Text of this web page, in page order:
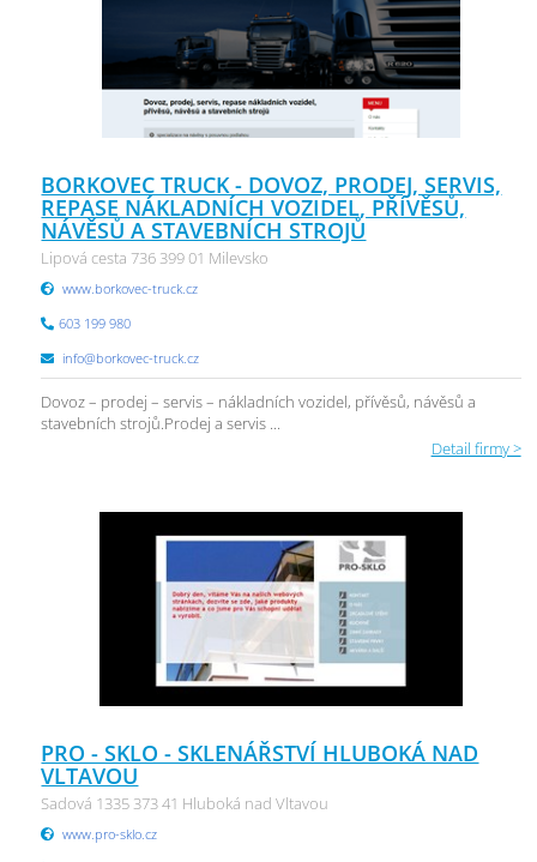
BORKOVEC TRUCK - DOVOZ, PRODEJ, SERVIS,
REPASE NÁKLADNÍCH VOZIDEL, PŘÍVĚSŮ,
NÁVĚSŮ A STAVEBNÍCH STROJŮ
Lipová cesta 736 399 01 Milevsko
www.borkovec-truck.cz
603 199 980
info@borkovec-truck.cz
Dovoz – prodej – servis – nákladních vozidel, přívěsů, návěsů a
stavebních strojů.Prodej a servis ...
Detail firmy >
PRO - SKLO - SKLENÁŘSTVÍ HLUBOKÁ NAD
VLTAVOU
Sadová 1335 373 41 Hluboká nad Vltavou
www.pro-sklo.cz